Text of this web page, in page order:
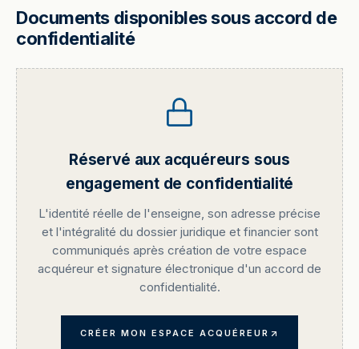
Documents disponibles sous accord de
confidentialité
Réservé aux acquéreurs sous
engagement de confidentialité
L'identité réelle de l'enseigne, son adresse précise
et l'intégralité du dossier juridique et financier sont
communiqués après création de votre espace
acquéreur et signature électronique d'un accord de
confidentialité.
CRÉER MON ESPACE ACQUÉREUR